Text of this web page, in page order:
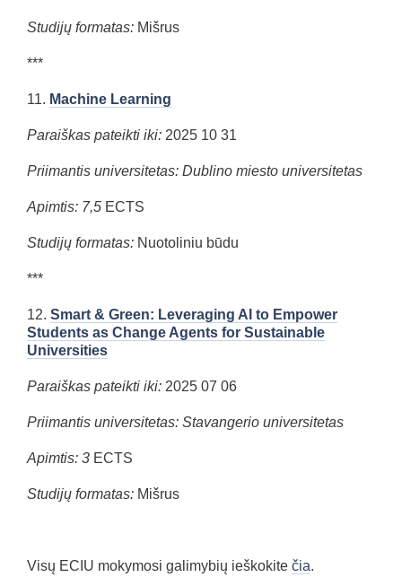
Studijų formatas: Mišrus
***
11. Machine Learning
Paraiškas pateikti iki: 2025 10 31
Priimantis universitetas: Dublino miesto universitetas
Apimtis: 7,5 ECTS
Studijų formatas: Nuotoliniu būdu
***
12. Smart & Green: Leveraging AI to Empower
Students as Change Agents for Sustainable
Universities
Paraiškas pateikti iki: 2025 07 06
Priimantis universitetas: Stavangerio universitetas
Apimtis: 3 ECTS
Studijų formatas: Mišrus
Visų ECIU mokymosi galimybių ieškokite čia.